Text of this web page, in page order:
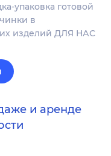
упаковка готовой
в
изделий ДЛЯ НАС
и аренде